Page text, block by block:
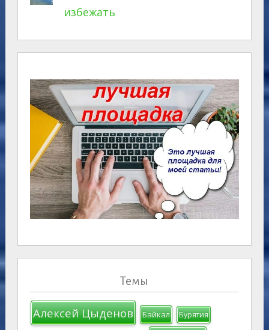
избежать
Темы
Алексей Цыденов Байкал Бурятия